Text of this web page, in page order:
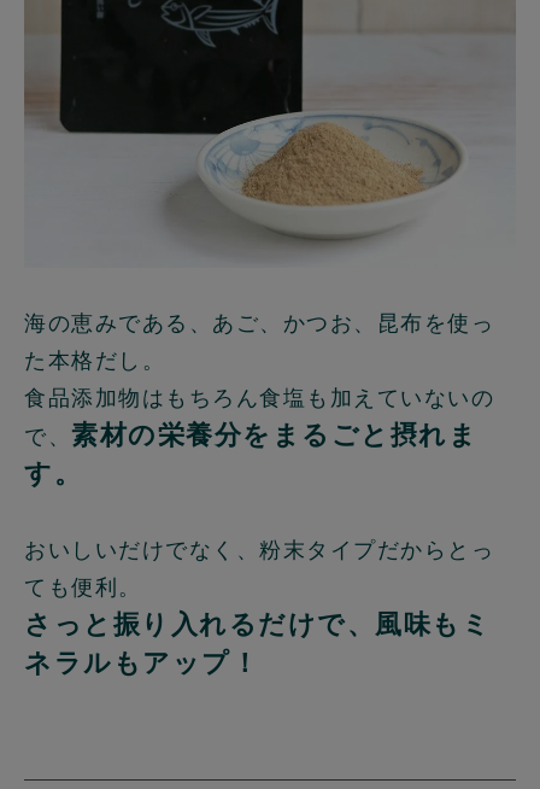
海の恵みである、あご、かつお、昆布を使っ
た本格だし。
食品添加物はもちろん食塩も加えていないの
で、 素材の栄養分をまるごと摂れま
す。
おいしいだけでなく、粉末タイプだからとっ
ても便利。
さっと振り入れるだけで、風味もミ
ネラルもアップ！